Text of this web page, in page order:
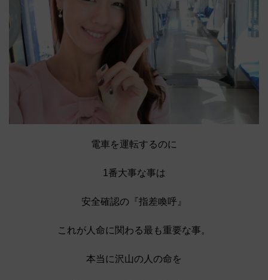
電車を運転するのに
1番大事な事は
安全確認の『指差喚呼』
これが人命に関わる最も重要な事。
本当に沢山の人の命を